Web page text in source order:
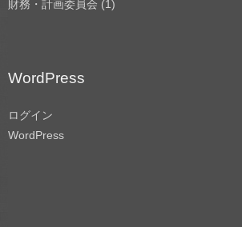
財務・計画委員会 (1)
WordPress
ログイン
WordPress